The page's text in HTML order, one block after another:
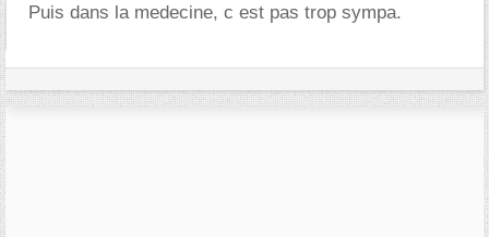
Puis dans la medecine, c est pas trop sympa.